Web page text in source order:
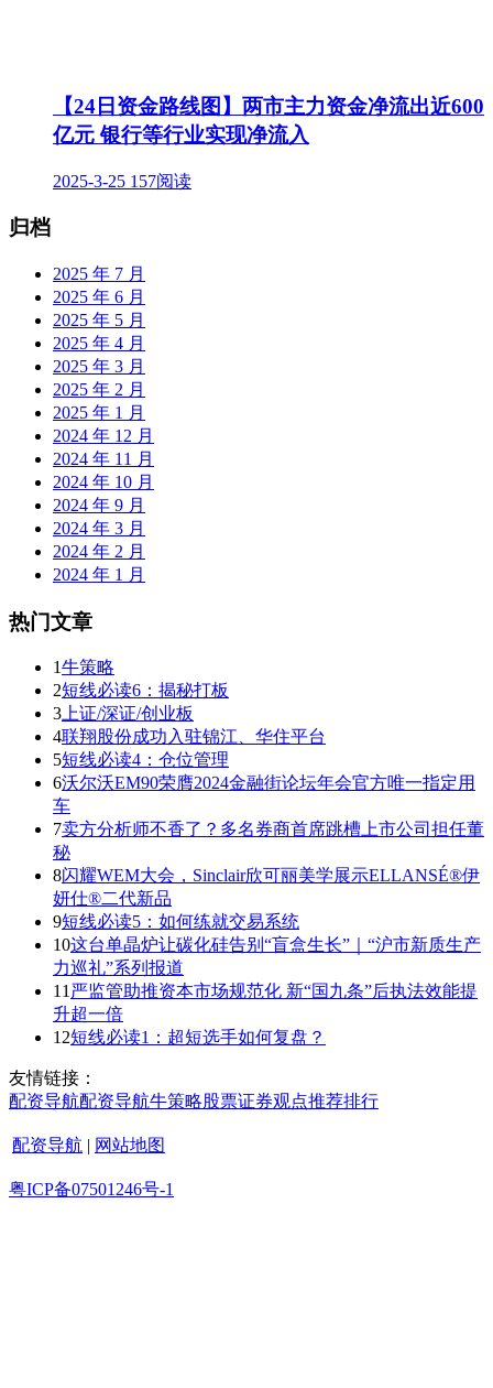
【24日资金路线图】两市主力资金净流出近600
亿元 银行等行业实现净流入
2025-3-25 157阅读
归档
2025 年 7 月
2025 年 6 月
2025 年 5 月
2025 年 4 月
2025 年 3 月
2025 年 2 月
2025 年 1 月
2024 年 12 月
2024 年 11 月
2024 年 10 月
2024 年 9 月
2024 年 3 月
2024 年 2 月
2024 年 1 月
热门文章
1牛策略
2短线必读6：揭秘打板
3 上证/深证/创业板
4联翔股份成功入驻锦江、华住平台
5短线必读4：仓位管理
6沃尔沃EM90荣膺2024金融街论坛年会官方唯一指定用
车
7卖方分析师不香了？多名券商首席跳槽上市公司担任董
秘
8闪耀WEM大会，Sinclair欣可丽美学展示ELLANSÉ®伊
妍仕®二代新品
9短线必读5：如何练就交易系统
10这台单晶炉让碳化硅告别“盲盒生长”｜“沪市新质生产
力巡礼”系列报道
11 严监管助推资本市场规范化 新“国九条”后执法效能提
升超一倍
12短线必读1：超短选手如何复盘？
友情链接：
配资导航配资导航牛策略股票证券观点推荐排行
配资导航 | 网站地图
粤ICP备07501246号-1